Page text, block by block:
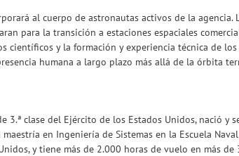
al cuerpo de astronautas activos de la
para la transición a estaciones espaciales
científicos y la formación y experiencia técnica de
humana a largo plazo más allá de la órbita
3.ª clase del Ejército de los Estados Unidos, nació
en Ingeniería de Sistemas en la Escuela
y tiene más de 2.000 horas de vuelo en más